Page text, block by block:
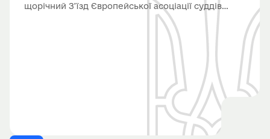
щорічний З’їзд Європейської асоціації суддів
(EAJ). У З’їзді брали участь делегати від ВГО
«Асоціація суддів України», зокрема
Віцепрезидент Асоціації суддів України Олена
Євтушенко та суддя Подільського районного суду